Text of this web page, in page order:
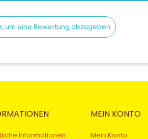
um eine Bewertung abzugeben
Informationen
MEIN KONTO
Mein Konto